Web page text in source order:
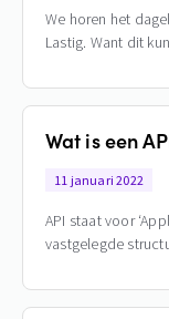
We horen het
Lastig. Want dit
Wat is een
11 januari 2022
API staat voor
vastgelegde